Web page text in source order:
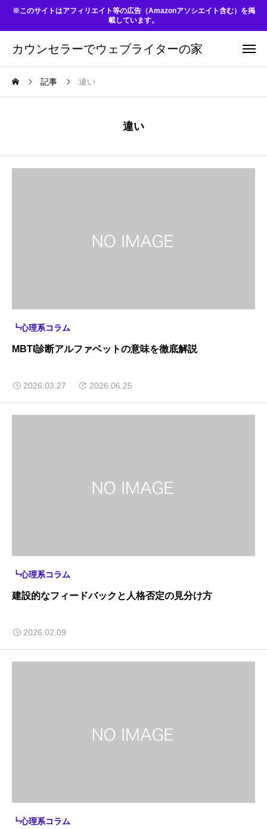
※このサイトはアフィリエイト等の広告（Amazonアソシエイト含む）を掲
載しています。
カウンセラーでウェブライターの家
記事 違い
違い
┗心理系コラム
MBTI診断アルファベットの意味を徹底解説
2026.03.27 2026.06.25
┗心理系コラム
建設的なフィードバックと人格否定の見分け方
2026.02.09
┗心理系コラム